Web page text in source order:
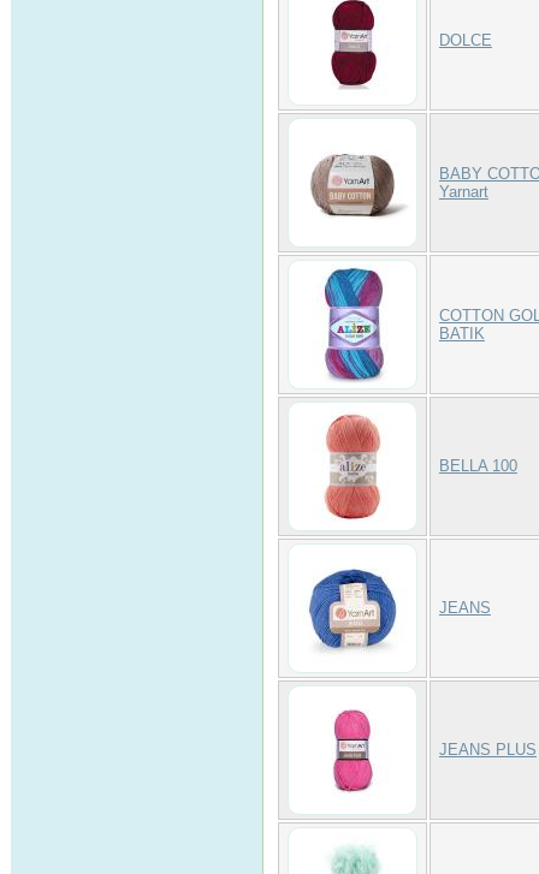
DOLCE
BABY
Yarnart
COTTON
BATIK
BELLA 100
JEANS
JEANS PLUS